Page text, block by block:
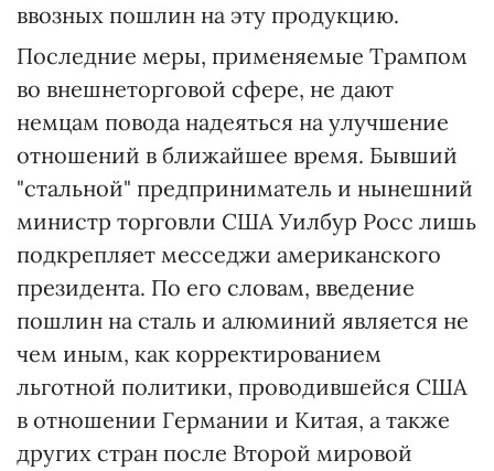
ввозных пошлин на эту продукцию.
Последние меры, применяемые Трампом
во внешнеторговой сфере, не дают
немцам повода надеяться на улучшение
отношений в ближайшее время. Бывший
"стальной" предприниматель и нынешний
министр торговли США Уилбур Росс лишь
подкрепляет месседжи американского
президента. По его словам, введение
пошлин на сталь и алюминий является не
чем иным, как корректированием
льготной политики, проводившейся США
в отношении Германии и Китая, а также
других стран после Второй мировой